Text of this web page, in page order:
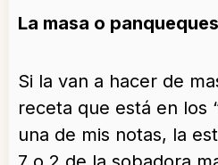
La masa o panqueques
Si la van a hacer de
receta que está en los
una de mis notas, la